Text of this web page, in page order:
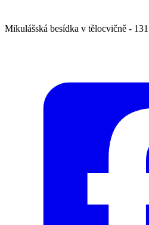
Mikulášská besídka v tělocvičně - 131